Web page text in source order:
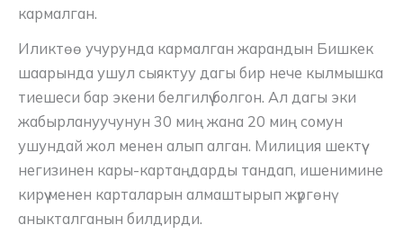
кармалган.
Иликтөө учурунда кармалган жарандын Бишкек
шаарында ушул сыяктуу дагы бир нече кылмышка
тиешеси бар экени белгилүү болгон. Ал дагы эки
жабырлануучунун 30 миң жана 20 миң сомун
ушундай жол менен алып алган. Милиция шектүү
негизинен кары-картаңдарды тандап, ишенимине
кирүү менен карталарын алмаштырып жүргөнү
аныкталганын билдирди.